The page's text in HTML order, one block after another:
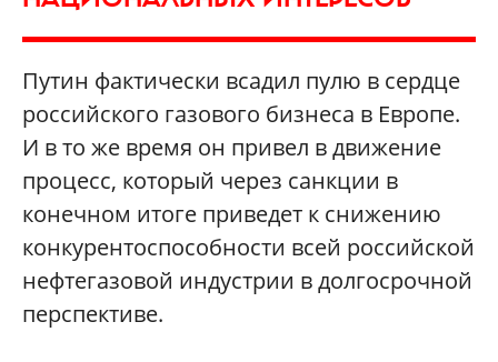
Путин фактически всадил пулю в сердце
российского газового бизнеса в Европе.
И в то же время он привел в движение
процесс, который через санкции в
конечном итоге приведет к снижению
конкурентоспособности всей российской
нефтегазовой индустрии в долгосрочной
перспективе.